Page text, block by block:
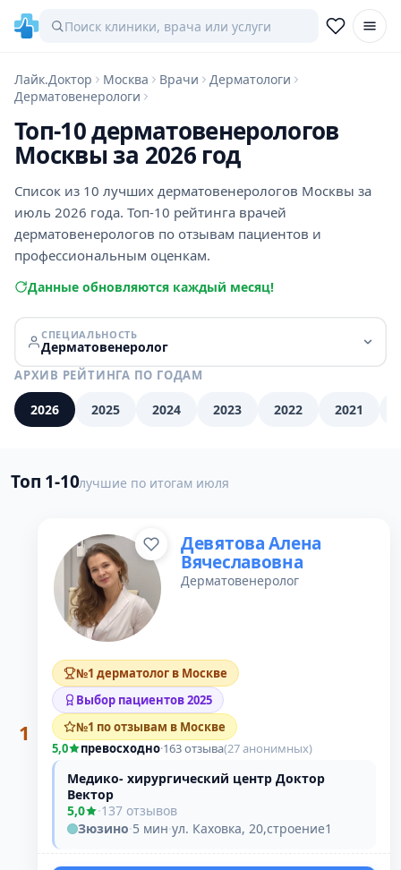
Лайк.Доктор Москва Врачи
Дерматологи
Дерматовенерологи
Топ-10 дерматовенерологов
Москвы за 2026 год
Список из 10 лучших дерматовенерологов Москвы за
июль 2026 года. Топ-10 рейтинга врачей
дерматовенерологов по отзывам пациентов и
профессиональным оценкам.
Данные обновляются каждый месяц!
СПЕЦИАЛЬНОСТЬ
Дерматовенеролог
АРХИВ РЕЙТИНГА ПО ГОДАМ
2026 2025 2024 2023 2022 2021
Топ 1-10лучшие по итогам июля
1
Девятова Алена
Вячеславовна
Дерматовенеролог
№1 дерматолог в Москве
Выбор пациентов 2025
№1 по отзывам в Москве
5,0
превосходно·163 отзыва(27 анонимных)
Медико- хирургический центр Доктор
Вектор
5,0
·137 отзывов
Зюзино·5 мин·ул. Каховка, 20,строение1